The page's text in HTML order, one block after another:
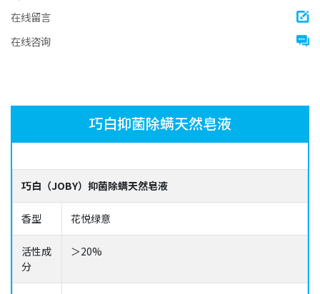
在线留言
在线咨询
巧白抑菌除螨天然皂液
巧白（JOBY）抑菌除螨天然皂液
香型 花悦绿意
活性成
分
＞20%